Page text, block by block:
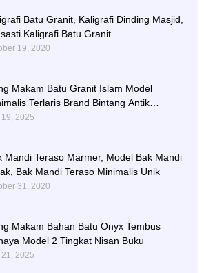
Batu Granit, Kaligrafi Dinding Masjid,
Kaligrafi Batu Granit
19, 2020
Makam Batu Granit Islam Model
Terlaris Brand Bintang Antik
19, 2025
Mandi Teraso Marmer, Model Bak Mandi
Bak Mandi Teraso Minimalis Unik
31, 2020
Makam Bahan Batu Onyx Tembus
Model 2 Tingkat Nisan Buku
21, 2025